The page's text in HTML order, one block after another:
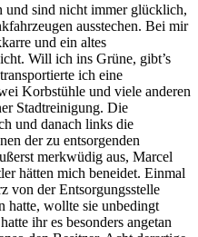
und sind nicht immer glücklich,
ausstechen. Bei mir
und ein altes
Will ich ins Grüne, gibt’s
ich eine
Korbstühle und viele anderen
Stadtreinigung. Die
und danach links die
der zu entsorgenden
merkwüdig aus, Marcel
hätten mich beneidet. Einmal
von der Entsorgungsstelle
hatte, wollte sie unbedingt
ihr es besonders angetan